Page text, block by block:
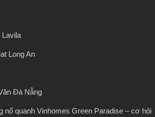
Lavila
Long An
Đà Nẵng
nổ quanh Vinhomes Green Paradise – cơ hội